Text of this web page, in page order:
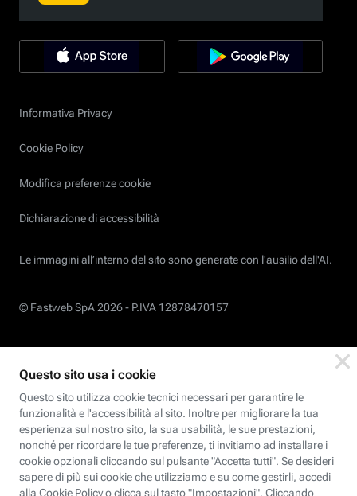
Informativa Privacy
Cookie Policy
Modifica preferenze cookie
Dichiarazione di accessibilità
Le immagini all’interno del sito sono generate con l'ausilio dell'AI.
© Fastweb SpA 2026 - P.IVA 12878470157